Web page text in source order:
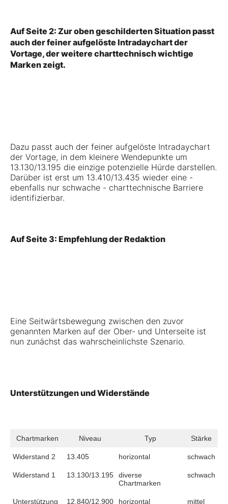
Auf Seite 2: Zur oben geschilderten Situation passt
auch der feiner aufgelöste Intradaychart der
Vortage, der weitere charttechnisch wichtige
Marken zeigt.
Dazu passt auch der feiner aufgelöste Intradaychart
der Vortage, in dem kleinere Wendepunkte um
13.130/13.195 die einzige potenzielle Hürde darstellen.
Darüber ist erst um 13.410/13.435 wieder eine -
ebenfalls nur schwache - charttechnische Barriere
identifizierbar.
Auf Seite 3: Empfehlung der Redaktion
Eine Seitwärtsbewegung zwischen den zuvor
genannten Marken auf der Ober- und Unterseite ist
nun zunächst das wahrscheinlichste Szenario.
Unterstützungen und Widerstände
Chartmarken Niveau Typ Stärke
Widerstand 2 13.405 horizontal schwach
Widerstand 1 13.130/13.195
diverse
Chartmarken
schwach
Unterstützung 12.840/12.900 horizontal mittel